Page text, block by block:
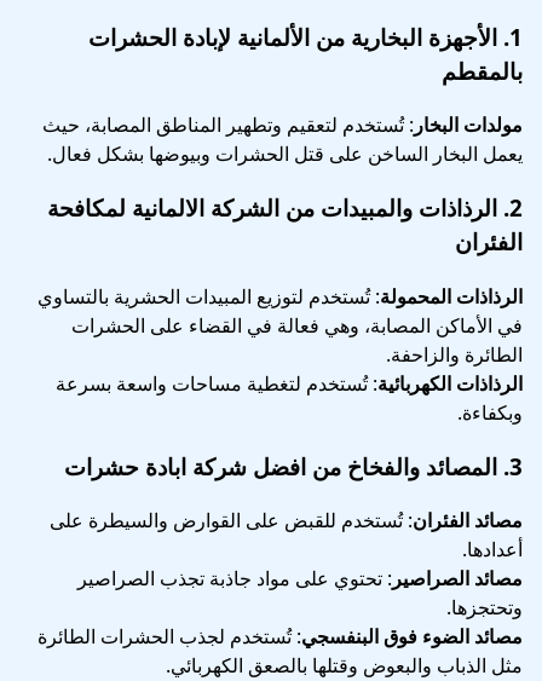
1. الأجهزة البخارية من الألمانية لإبادة الحشرات
بالمقطم
مولدات البخار: تُستخدم لتعقيم وتطهير المناطق المصابة، حيث
يعمل البخار الساخن على قتل الحشرات وبيوضها بشكل فعال.
2. الرذاذات والمبيدات من الشركة الالمانية لمكافحة
الفئران
الرذاذات المحمولة: تُستخدم لتوزيع المبيدات الحشرية بالتساوي
في الأماكن المصابة، وهي فعالة في القضاء على الحشرات
الطائرة والزاحفة.
الرذاذات الكهربائية: تُستخدم لتغطية مساحات واسعة بسرعة
وبكفاءة.
3. المصائد والفخاخ من افضل شركة ابادة حشرات
مصائد الفئران: تُستخدم للقبض على القوارض والسيطرة على
أعدادها.
مصائد الصراصير : تحتوي على مواد جاذبة تجذب الصراصير
وتحتجزها.
مصائد الضوء فوق البنفسجي: تُستخدم لجذب الحشرات الطائرة
مثل الذباب والبعوض وقتلها بالصعق الكهربائي.